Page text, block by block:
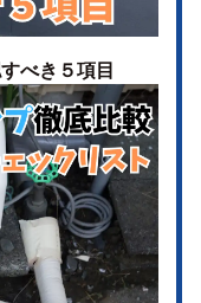
べき５項目